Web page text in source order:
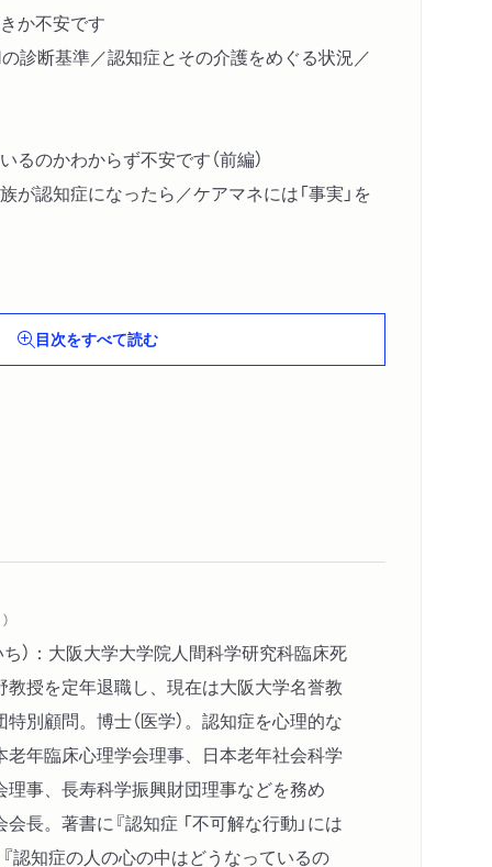
か不安です
診断基準／認知症とその介護をめぐる状況／
のかわからず不安です（前編）
が認知症になったら／ケアマネには「事実」を
施設（老健）と介護医療院／グループホーム（認
実／介護付き有料老人ホーム（有料）／特別養
悪いから？／認知症の記憶障害の仕組み／虐
話にある／入居時不適応はＳＯＳでもある
がわからなくて不安です
思わない／誰に話せばいいのか／施設で問題を
を勝手に使われている気がします／食事の悩
入れよりも喜ばれること／しょっちゅう呼び
との適切な距離感とは？／全員参加型劇場を
目次をすべて読む
）：大阪大学大学院人間科学研究科臨床死
授を定年退職し、現在は大阪大学名誉教
別顧問。博士（医学）。認知症を心理的な
年臨床心理学会理事、日本老年社会科学
事、長寿科学振興財団理事などを務め
長。著書に『認知症 「不可解な行動」には
『認知症の人の心の中はどうなっているの